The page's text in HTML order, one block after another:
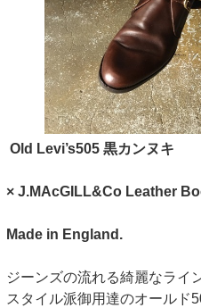
Old Levi’s505 黒カンヌキ
× J.MAcGILL&Co Leather
Made in England.
ジーンズの流れる綺麗なライ
スタイル派御用達のオールド